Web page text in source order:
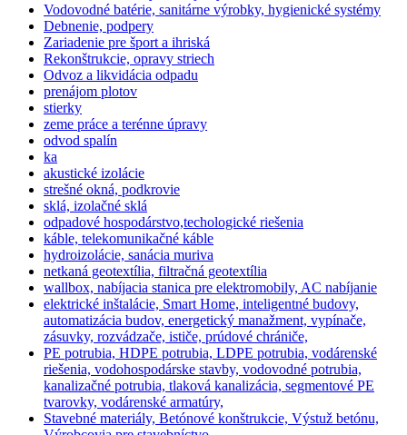
Vodovodné batérie, sanitárne výrobky, hygienické systémy
Debnenie, podpery
Zariadenie pre šport a ihriská
Rekonštrukcie, opravy striech
Odvoz a likvidácia odpadu
prenájom plotov
stierky
zeme práce a terénne úpravy
odvod spalín
ka
akustické izolácie
strešné okná, podkrovie
sklá, izolačné sklá
odpadové hospodárstvo,techologické riešenia
káble, telekomunikačné káble
hydroizolácie, sanácia muriva
netkaná geotextília, filtračná geotextília
wallbox, nabíjacia stanica pre elektromobily, AC nabíjanie
elektrické inštalácie, Smart Home, inteligentné budovy,
automatizácia budov, energetický manažment, vypínače,
zásuvky, rozvádzače, ističe, prúdové chrániče,
PE potrubia, HDPE potrubia, LDPE potrubia, vodárenské
riešenia, vodohospodárske stavby, vodovodné potrubia,
kanalizačné potrubia, tlaková kanalizácia, segmentové PE
tvarovky, vodárenské armatúry,
Stavebné materiály, Betónové konštrukcie, Výstuž betónu,